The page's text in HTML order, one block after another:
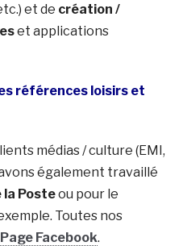
et de création /
et applications
références loisirs et
médias / culture (EMI,
également travaillé
la Posteou pour le
Toutes nos
Facebook.